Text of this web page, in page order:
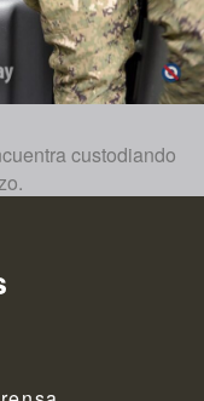
custodiando